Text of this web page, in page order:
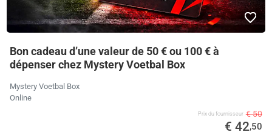
Bon cadeau d’une valeur de 50 € ou 100 € à
dépenser chez Mystery Voetbal Box
Mystery Voetbal Box
Online
Prix ​​du fournisseur € 50
€ 42,50